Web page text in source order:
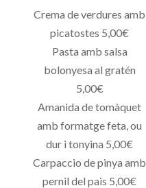
Crema de verdures amb
picatostes 5,00€
Pasta amb salsa
bolonyesa al gratén
5,00€
Amanida de tomàquet
amb formatge feta, ou
dur i tonyina 5,00€
Carpaccio de pinya amb
pernil del pais 5,00€